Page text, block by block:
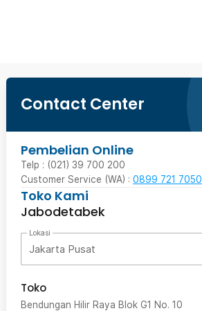
Contact Center
Pembelian Online
Telp : (021) 39 700 200
Customer Service (WA) : 0899 721 7050
Toko Kami
Jabodetabek
Lokasi
Jakarta Pusat
Toko
Bendungan Hilir Raya Blok G1 No. 10